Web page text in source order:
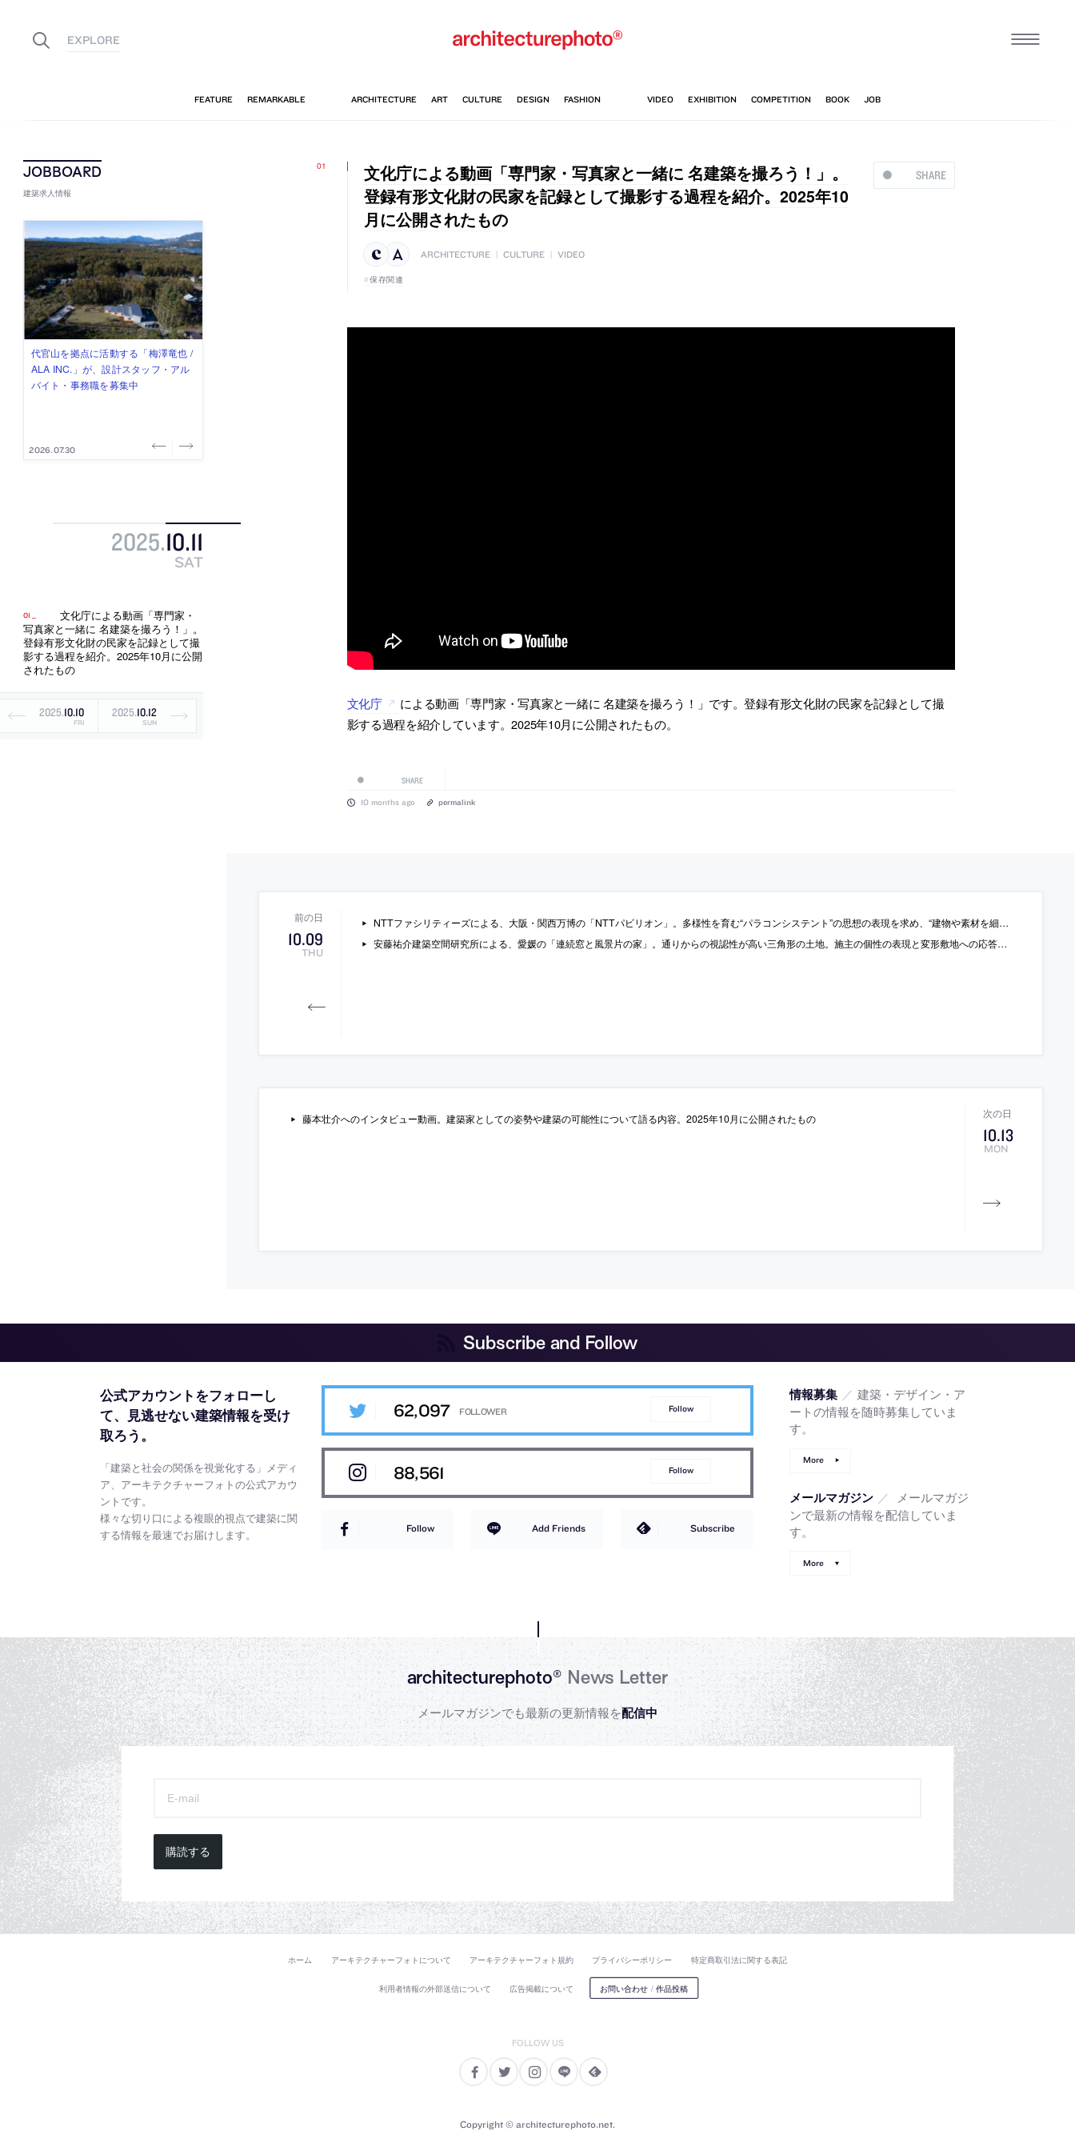
建築求人情報
古民家を軸に全国で“価値循環の仕組
み”を作り、リモートワーク主体の働
き方を実践する「株式会社つぎと」
2026.08.03
リノベる株式会社が、設計パートナ
ー (業務委託) を募集中
2026.08.03
社会への影響力のある建築を手掛
け、スタッフ同士で助け合う環境づ
くりも行う「E.A.S.T.architects」
2026.07.31
代官山を拠点に活動する「梅澤竜也 /
ALA INC.」が、設計スタッフ・アル
バイト・事務職を募集中
2026.07.30
住宅や共同住宅などを手掛け、“合理
的でシンプルなデザイン”を志向する
「PANDA：山本浩三建築設計事務
2026.07.29
2025.10.11
SAT
文化庁による動画「専門家・
写真家と一緒に 名建築を撮ろう！」。
登録有形文化財の民家を記録として撮
影する過程を紹介。2025年10月に公開
されたもの
2025.10.10
FRI
2025.10.12
SUN
SHARE
文化庁による動画「専門家・写真家と一緒に 名建築を撮ろう！」。
登録有形文化財の民家を記録として撮影する過程を紹介。2025年10
月に公開されたもの
ARCHITECTURE | CULTURE | VIDEO
保存関連
文化庁
による動画「専門家・写真家と一緒に 名建築を撮ろう！」です。登録有形文化財の民家を記録として撮
影する過程を紹介しています。2025年10月に公開されたもの。
SHARE
10 months ago permalink
10.09
THU
NTTファシリティーズによる、大阪・関西万博の「NTTパビリオン」。多様性を育む“パラコンシステント”の思想の表現を求め、“建物や素材を細分化”して“体験や振舞を粒子化”する存在を志向。布やカーボンファイバーを主要素材とする建築を考案
安藤祐介建築空間研究所による、愛媛の「連続窓と風景片の家」。通りからの視認性が高い三角形の土地。施主の個性の表現と変形敷地への応答を考慮し、規則的に窓を配列した“積み木のような段々形状”の建築を考案。周囲の“異彩なオブジェクト群”とも“不思議な調和”を成す
10.13
MON
藤本壮介へのインタビュー動画。建築家としての姿勢や建築の可能性について語る内容。2025年10月に公開されたもの
Subscribe and Follow
公式アカウントをフォローし
て、
見逃せない建築情報を受け
取ろう。
「建築と社会の関係を視覚化する」メディ
ア、アーキテクチャーフォトの公式アカウ
ントです。
様々な切り口による複眼的視点で建築に関
する情報を最速でお届けします。
62,097 Follow
88,561 Follow
Follow Add Friends Subscribe
情報募集 ／ 建築・デザイン・ア
ートの情報を随時募集していま
す。
More
メールマガジン ／
メールマガジ
ンで最新の情報を配信していま
す。
More
architecturephoto®News Letter
メールマガジンでも最新の更新情報を配信中
購読する
ホーム アーキテクチャーフォトについて アーキテクチャーフォト規約 プライバシーポリシー 特定商取引法に関する表記
利用者情報の外部送信について 広告掲載について お問い合わせ / 作品投稿
Copyright © architecturephoto.net.